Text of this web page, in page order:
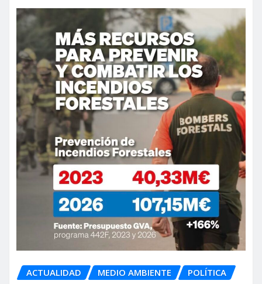
ACTUALIDAD MEDIO AMBIENTE POLÍTICA